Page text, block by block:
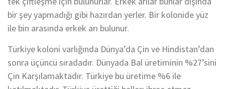
bir şey yapmadığı gibi hazırdan yerler. Bir kolonide yüz
ile bin arasında erkek arı bulunur.
Türkiye koloni varlığında Dünya’da Çin ve Hindistan’dan
sonra üçüncü sıradadır. Dünyada Bal üretiminin %27’sini
Çin Karşılamaktadır. Türkiye bu üretime %6 ile